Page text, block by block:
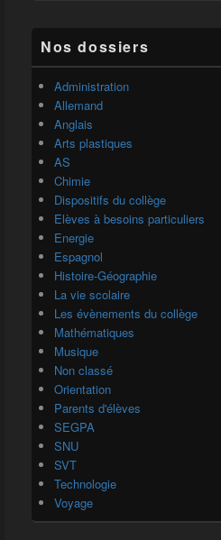
Nos dossiers
Administration
Allemand
Anglais
Arts plastiques
AS
Chimie
Dispositifs du collège
Elèves à besoins particuliers
Energie
Espagnol
Histoire-Géographie
La vie scolaire
Les évènements du collège
Mathématiques
Musique
Non classé
Orientation
Parents d'élèves
SEGPA
SNU
SVT
Technologie
Voyage